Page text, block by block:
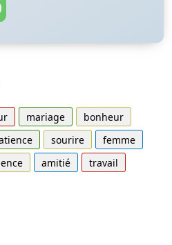
mariage
bonheur
sourire
femme
amitié
travail